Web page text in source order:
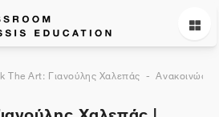
The Art: Γιανούλης Χαλεπάς